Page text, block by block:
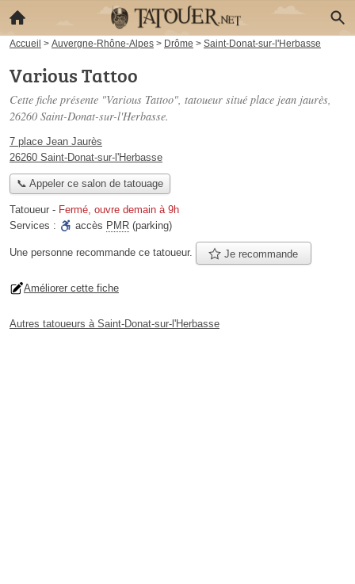
Accueil > Auvergne-Rhône-Alpes > Drôme > Saint-Donat-sur-l'Herbasse
Various Tattoo
Cette fiche présente "Various Tattoo", tatoueur situé place jean jaurès,
26260 Saint-Donat-sur-l'Herbasse.
7 place Jean Jaurès
26260 Saint-Donat-sur-l'Herbasse
📞 Appeler ce salon de tatouage
Tatoueur - Fermé, ouvre demain à 9h
Services :
accès PMR (parking)
Une personne recommande ce tatoueur. Je recommande
Améliorer cette fiche
Autres tatoueurs à Saint-Donat-sur-l'Herbasse